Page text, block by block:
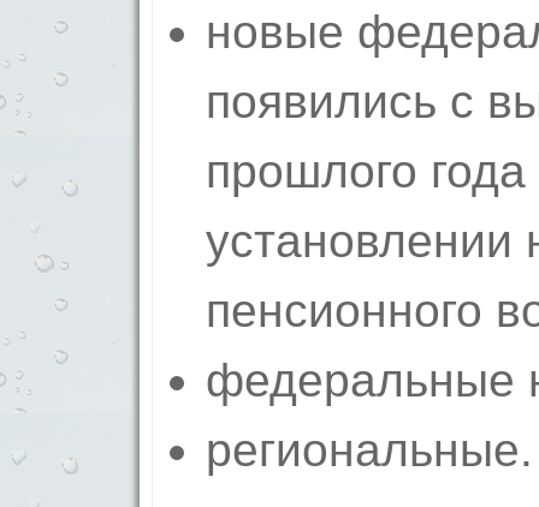
новые
появились с
прошлого
установлении
пенсио­нного
фед­е­ральные
региональные.